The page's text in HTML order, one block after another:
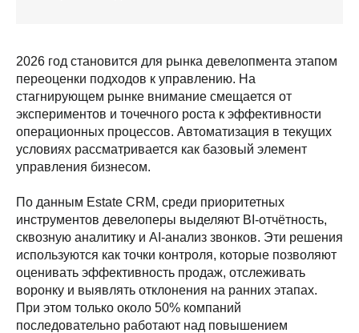
2026 год становится для рынка девелопмента этапом
переоценки подходов к управлению. На
стагнирующем рынке внимание смещается от
экспериментов и точечного роста к эффективности
операционных процессов. Автоматизация в текущих
условиях рассматривается как базовый элемент
управления бизнесом.
По данным Estate CRM, среди приоритетных
инструментов девелоперы выделяют BI-отчётность,
сквозную аналитику и AI-анализ звонков. Эти решения
используются как точки контроля, которые позволяют
оценивать эффективность продаж, отслеживать
воронку и выявлять отклонения на ранних этапах.
При этом только около 50% компаний
последовательно работают над повышением